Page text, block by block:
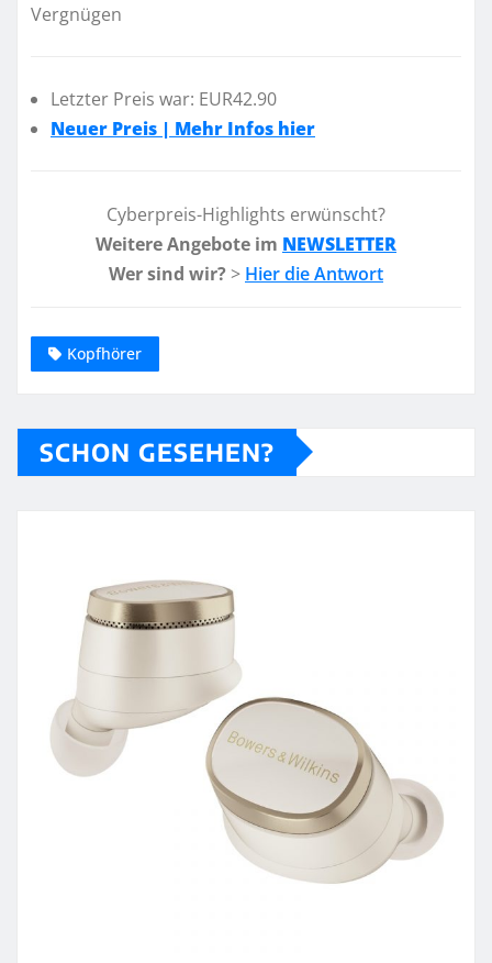
Vergnügen
Letzter Preis war: EUR42.90
Neuer Preis | Mehr Infos hier
Cyberpreis-Highlights erwünscht?
Weitere Angebote im NEWSLETTER
Wer sind wir? > Hier die Antwort
Kopfhörer
SCHON GESEHEN?